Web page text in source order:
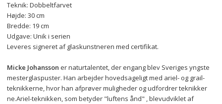
Teknik: Dobbeltfarvet
Højde: 30 cm
Bredde: 19 cm
Udgave: Unik i serien
Leveres signeret af glaskunstneren med certifikat.
Micke Johansson er naturtalentet, der engang blev Sveriges yngste
mesterglaspuster. Han arbejder hovedsageligt med ariel- og grail-
ne.Ariel-teknikken, som betyder "luftens ånd" , blevudviklet af